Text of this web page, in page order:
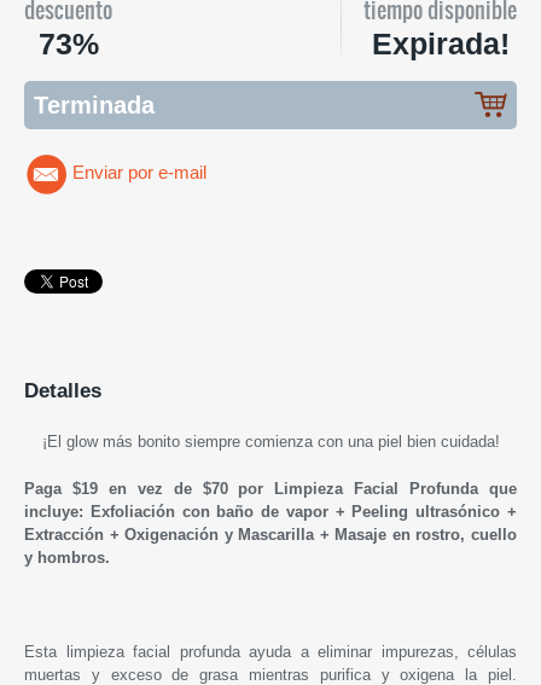
descuento
73%
tiempo disponible
Expirada!
Terminada
Enviar por e-mail
Detalles
¡El glow más bonito siempre comienza con una piel bien cuidada!
Paga $19 en vez de $70 por Limpieza Facial Profunda que
incluye: Exfoliación con baño de vapor + Peeling ultrasónico +
Extracción + Oxigenación y Mascarilla + Masaje en rostro, cuello
y hombros.
Esta limpieza facial profunda ayuda a eliminar impurezas, células
muertas y exceso de grasa mientras purifica y oxigena la piel.